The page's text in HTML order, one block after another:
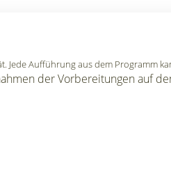
Jede Aufführung aus dem Programm
der Vorbereitungen auf